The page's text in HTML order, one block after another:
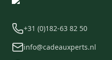
+31 (0)182-63 82 50
info@cadeauxperts.nl